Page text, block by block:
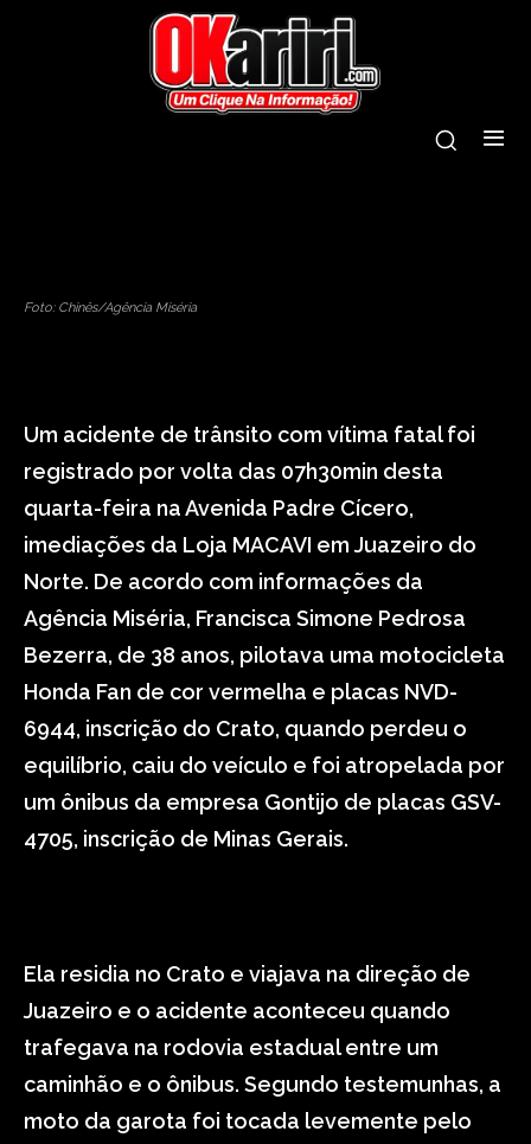
juazeiro do norte morre
trânsito
Foto: Chinês/Agência Miséria
Um acidente de trânsito com vítima fatal foi
registrado por volta das 07h30min desta
quarta-feira na Avenida Padre Cícero,
imediações da Loja MACAVI em Juazeiro do
Norte. De acordo com informações da
Agência Miséria, Francisca Simone Pedrosa
Bezerra, de 38 anos, pilotava uma motocicleta
Honda Fan de cor vermelha e placas NVD-
6944, inscrição do Crato, quando perdeu o
equilíbrio, caiu do veículo e foi atropelada por
um ônibus da empresa Gontijo de placas GSV-
4705, inscrição de Minas Gerais.
Ela residia no Crato e viajava na direção de
Juazeiro e o acidente aconteceu quando
trafegava na rodovia estadual entre um
caminhão e o ônibus. Segundo testemunhas, a
moto da garota foi tocada levemente pelo